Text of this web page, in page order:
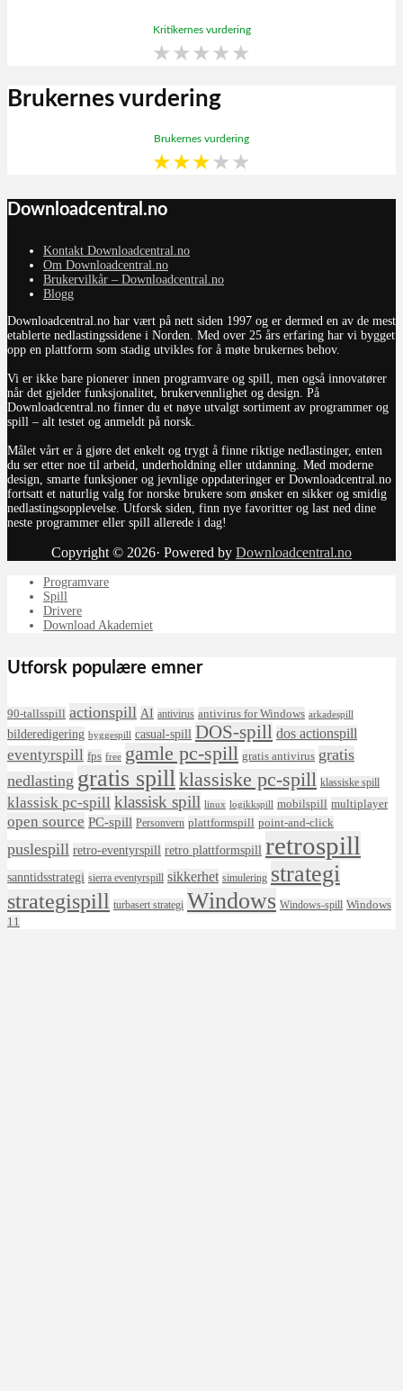
Kritikernes vurdering
★★★★★
Brukernes vurdering
Brukernes vurdering
★★★★★
Downloadcentral.no
Kontakt Downloadcentral.no
Om Downloadcentral.no
Brukervilkår – Downloadcentral.no
Blogg
Downloadcentral.no har vært på nett siden 1997 og er dermed en av de mest
etablerte nedlastingssidene i Norden. Med over 25 års erfaring har vi bygget
opp en plattform som stadig utvikles for å møte brukernes behov.
Vi er ikke bare pionerer innen programvare og spill, men også innovatører
når det gjelder funksjonalitet, brukervennlighet og design. På
Downloadcentral.no finner du et nøye utvalgt sortiment av programmer og
spill – alt testet og anmeldt på norsk.
Målet vårt er å gjøre det enkelt og trygt å finne riktige nedlastinger, enten
du ser etter noe til arbeid, underholdning eller utdanning. Med moderne
design, smarte funksjoner og jevnlige oppdateringer er Downloadcentral.no
fortsatt et naturlig valg for norske brukere som ønsker en sikker og smidig
nedlastingsopplevelse. Utforsk siden, finn nye favoritter og last ned dine
neste programmer eller spill allerede i dag!
Copyright © 2026· Powered by Downloadcentral.no
Programvare
Spill
Drivere
Download Akademiet
Utforsk populære emner
90-tallsspill actionspill AI antivirus antivirus for Windows arkadespill
bilderedigering byggespill casual-spill DOS-spill dos actionspill
eventyrspill fps free gamle pc-spill gratis antivirus gratis
nedlasting gratis spill klassiske pc-spill klassiske spill
klassisk pc-spill klassisk spill linux logikkspill mobilspill multiplayer
open source PC-spill Personvern plattformspill point-and-click
puslespill retro-eventyrspill retro plattformspill retrospill
sanntidsstrategi sierra eventyrspill sikkerhet simulering strategi
strategispill turbasert strategi Windows Windows-spill Windows
11